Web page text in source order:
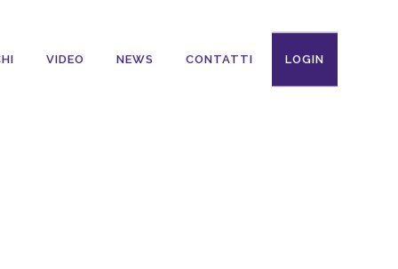
VIDEO NEWS CONTATTI LOGIN